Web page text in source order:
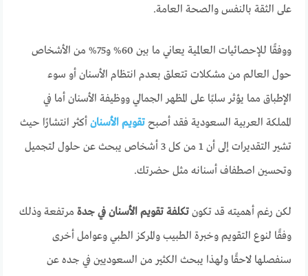
على الثقة بالنفس والصحة العامة.
ووفقًا للإحصائيات العالمية يعاني ما بين 60% و75% من الأشخاص
حول العالم من مشكلات تتعلق بعدم انتظام الأسنان أو سوء
الإطباق مما يؤثر سلبًا على المظهر الجمالي ووظيفة الأسنان أما في
المملكة العربية السعودية فقد أصبحتقويم الأسنان أكثر انتشارًا حيث
تشير التقديرات إلى أن 1 من كل 3 أشخاص يبحث عن حلول لتجميل
وتحسين اصطفاف أسنانه مثل حضرتك.
لكن رغم أهميته قد تكونتكلفة تقويم الأسنان في جدة مرتفعة وذلك
وفقًا لنوع التقويم وخبرة الطبيب والمركز الطبي وعوامل أخرى
سنفصلها لاحقًا ولهذا يبحث الكثير من السعوديين في جده عن